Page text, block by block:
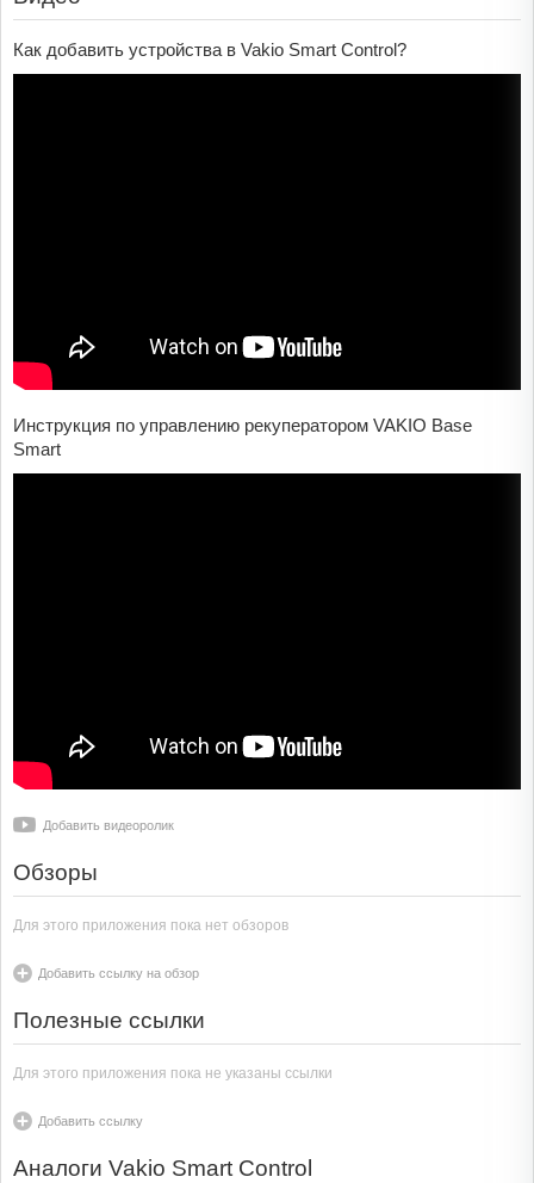
Как добавить устройства в Vakio Smart Control?
Инструкция по управлению рекуператором VAKIO Base
Smart
Добавить видеоролик
Обзоры
Для этого приложения пока нет обзоров
Добавить ссылку на обзор
Полезные ссылки
Для этого приложения пока не указаны ссылки
Добавить ссылку
Аналоги Vakio Smart Control